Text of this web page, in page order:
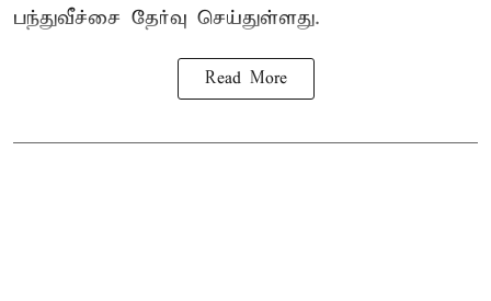
பந்துவீச்சை தேர்வு செய்துள்ளது.
Read More